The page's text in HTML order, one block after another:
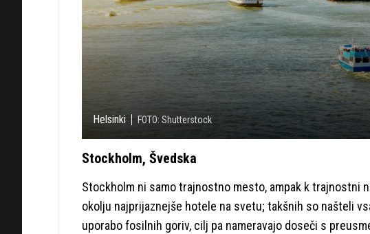
Helsinki FOTO: Shutterstock
Stockholm, Švedska
Stockholm ni samo trajnostno mesto, ampak k trajnostni
okolju najprijaznejše hotele na svetu; takšnih so našteli
uporabo fosilnih goriv, cilj pa nameravajo doseči s